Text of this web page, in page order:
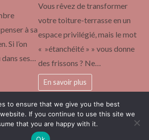
à sa
Si l’on
ses…
Vous rêvez de transformer
votre toiture-terrasse en un
espace privilégié, mais le mot
« »étanchéité » » vous donne
des frissons ? Ne…
En savoir plus
par les enfants
to ensure that we give you the best
If you continue to use this site we
that you are happy with it.